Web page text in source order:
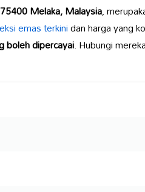
Melaka, Malaysia,
emas terkinidan harga yang
boleh dipercayai. Hubungi